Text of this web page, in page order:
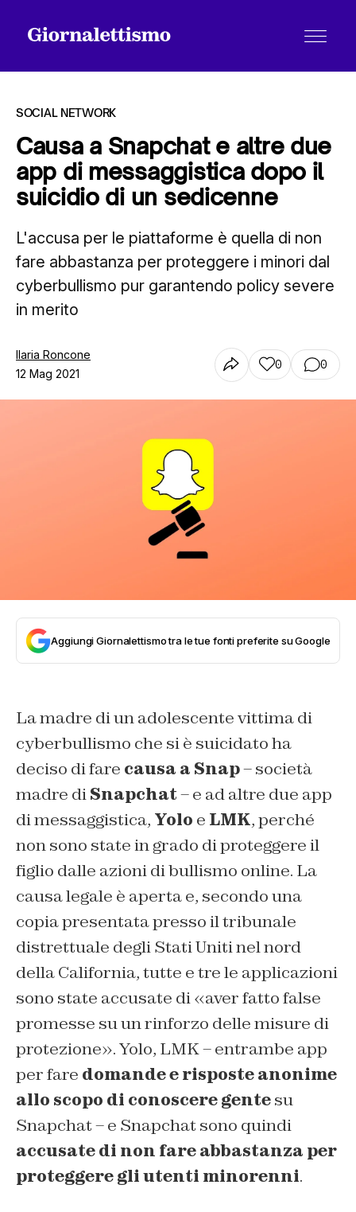
Tutti gli articoli
Chi siamo
Contatti
SOCIAL NETWORK
Causa a Snapchat e altre due
app di messaggistica dopo il
suicidio di un sedicenne
L'accusa per le piattaforme è quella di non
fare abbastanza per proteggere i minori dal
cyberbullismo pur garantendo policy severe
in merito
Ilaria Roncone
12 Mag 2021
0 0
Aggiungi Giornalettismo tra le tue fonti preferite su Google
La madre di un adolescente vittima di
cyberbullismo che si è suicidato ha
deciso di fare causa a Snap– società
madre diSnapchat– e ad altre due app
di messaggistica, Yolo e LMK, perché
non sono state in grado di proteggere il
figlio dalle azioni di bullismo online. La
causa legale è aperta e, secondo una
copia presentata presso il tribunale
distrettuale degli Stati Uniti nel nord
della California, tutte e tre le applicazioni
sono state accusate di «aver fatto false
promesse su un rinforzo delle misure di
protezione». Yolo, LMK – entrambe app
per fare domande e risposte anonime
allo scopo di conoscere gentesu
Snapchat – e Snapchat sono quindi
accusate di non fare abbastanza per
proteggere gli utenti minorenni.